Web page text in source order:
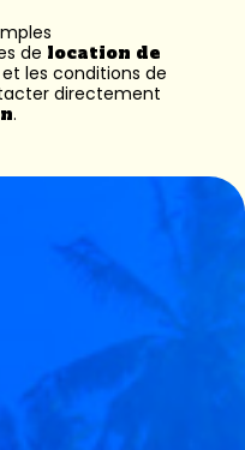
de location de
et les conditions de
directement
.